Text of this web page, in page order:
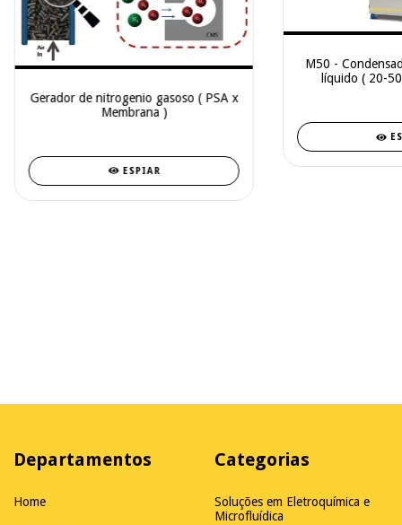
Gerador de nitrogenio gasoso ( PSA x
Membrana )
ESPIAR
M50 -
líquido ( 20-
Departamentos
Home
Categorias
Soluções em Eletroquímica e
Microfluídica